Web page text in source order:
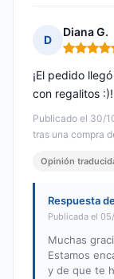
D
Diana G.
Nota: 5
Publicado el 30/
tras una compra
¡El pedido
con regalitos :)!
Opinión
Respuesta
Publicada el
Muchas
Estamos
y de que te